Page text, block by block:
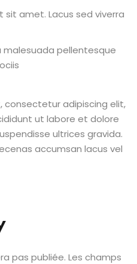
amet. Lacus sed viverra
malesuada pellentesque
consectetur adipiscing elit,
ut labore et dolore
ultrices gravida.
accumsan lacus vel
pas publiée. Les champs